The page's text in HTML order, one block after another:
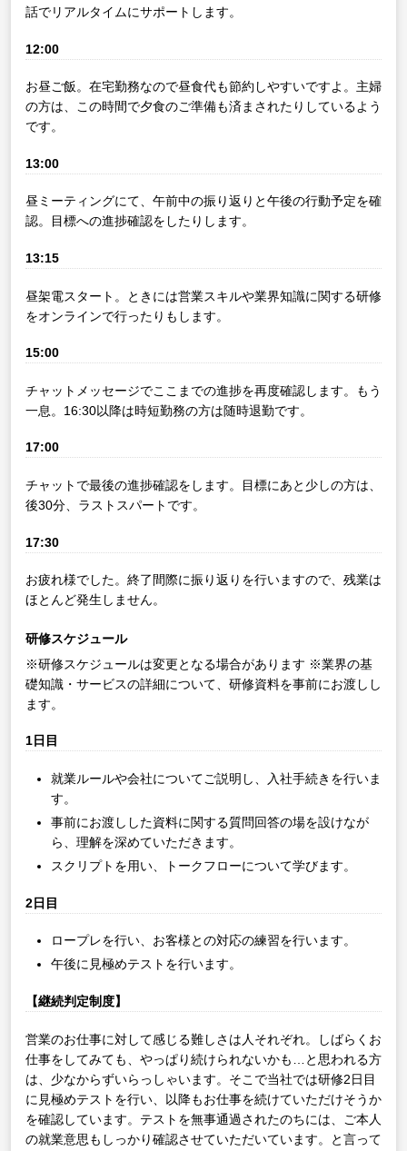
話でリアルタイムにサポートします。
12:00
お昼ご飯。在宅勤務なので昼食代も節約しやすいですよ。主婦
の方は、この時間で夕食のご準備も済まされたりしているよう
です。
13:00
昼ミーティングにて、午前中の振り返りと午後の行動予定を確
認。目標への進捗確認をしたりします。
13:15
昼架電スタート。ときには営業スキルや業界知識に関する研修
をオンラインで行ったりもします。
15:00
チャットメッセージでここまでの進捗を再度確認します。もう
一息。16:30以降は時短勤務の方は随時退勤です。
17:00
チャットで最後の進捗確認をします。目標にあと少しの方は、
後30分、ラストスパートです。
17:30
お疲れ様でした。終了間際に振り返りを行いますので、残業は
ほとんど発生しません。
研修スケジュール
※研修スケジュールは変更となる場合があります ※業界の基
礎知識・サービスの詳細について、研修資料を事前にお渡しし
ます。
1日目
就業ルールや会社についてご説明し、入社手続きを行いま
す。
事前にお渡しした資料に関する質問回答の場を設けなが
ら、理解を深めていただきます。
スクリプトを用い、トークフローについて学びます。
2日目
ロープレを行い、お客様との対応の練習を行います。
午後に見極めテストを行います。
【継続判定制度】
営業のお仕事に対して感じる難しさは人それぞれ。しばらくお
仕事をしてみても、やっぱり続けられないかも…と思われる方
は、少なからずいらっしゃいます。そこで当社では研修2日目
に見極めテストを行い、以降もお仕事を続けていただけそうか
を確認しています。テストを無事通過されたのちには、ご本人
の就業意思もしっかり確認させていただいています。と言って